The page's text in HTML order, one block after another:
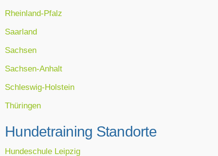
Rheinland-Pfalz
Saarland
Sachsen
Sachsen-Anhalt
Schleswig-Holstein
Thüringen
Hundetraining Standorte
Hundeschule Leipzig